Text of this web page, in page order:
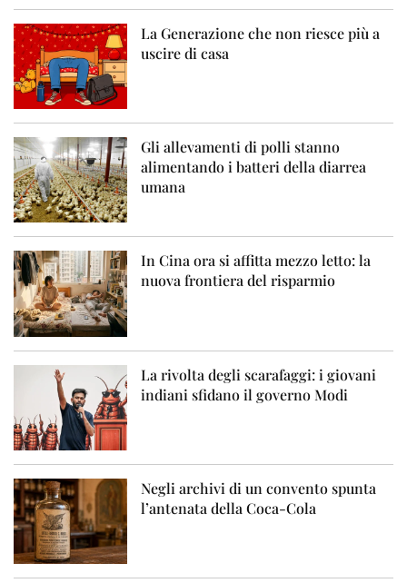
La Generazione che non riesce più a
uscire di casa
Gli allevamenti di polli stanno
alimentando i batteri della diarrea
umana
In Cina ora si affitta mezzo letto: la
nuova frontiera del risparmio
La rivolta degli scarafaggi: i giovani
indiani sfidano il governo Modi
Negli archivi di un convento spunta
l’antenata della Coca-Cola